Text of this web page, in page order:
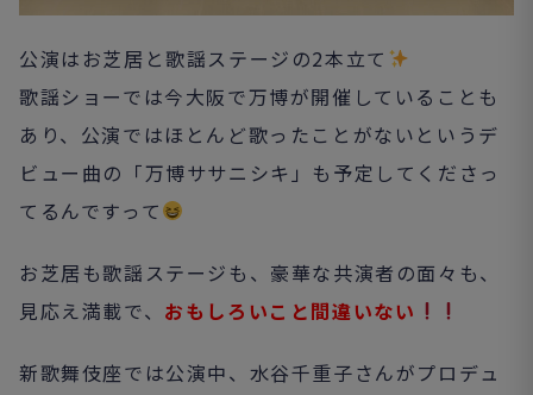
公演はお芝居と歌謡ステージの2本立て
歌謡ショーでは今大阪で万博が開催していることも
あり、公演ではほとんど歌ったことがないというデ
ビュー曲の「万博ササニシキ」も予定してくださっ
てるんですって
お芝居も歌謡ステージも、豪華な共演者の面々も、
見応え満載で、 おもしろいこと間違いない
新歌舞伎座では公演中、水谷千重子さんがプロデュ